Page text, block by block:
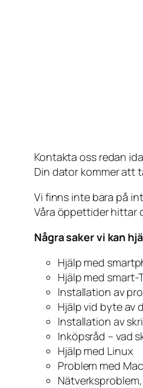
Kontakta oss redan
Din dator kommer att
Vi finns inte bara på
Våra öppettider hittar
Några saker vi kan
Hjälp med
Hjälp med smart-
Installation av
Hjälp vid byte av
Installation av
Inköpsråd – vad
Hjälp med Linux
Problem med